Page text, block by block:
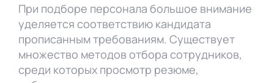
При подборе персонала большое внимание
уделяется соответствию кандидата
прописанным требованиям. Существует
множество методов отбора сотрудников,
среди которых просмотр резюме,